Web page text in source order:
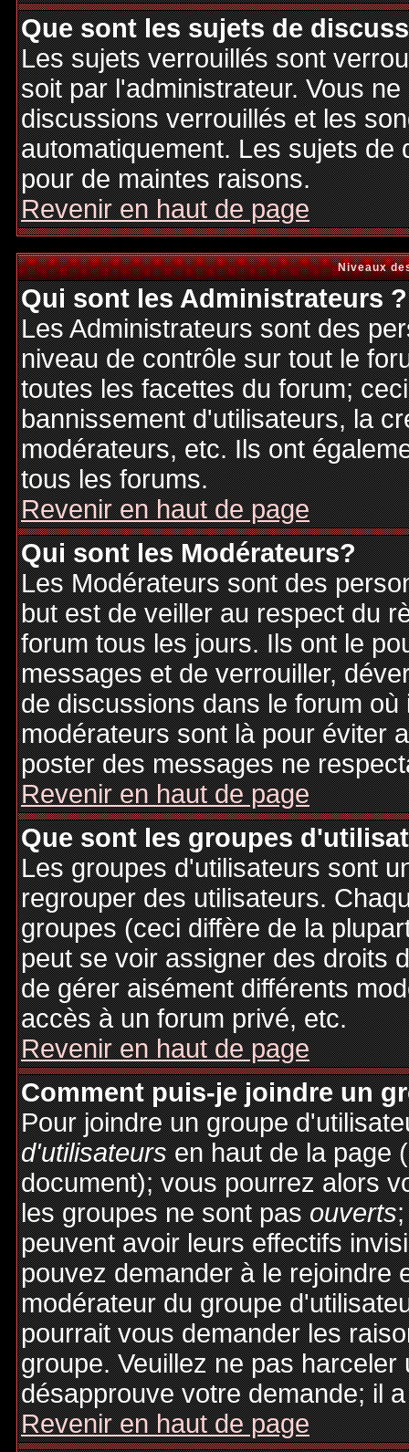
Que sont les sujets de
Les sujets verrouillés sont
soit par l'administrateur. Vous
discussions verrouillés et les
automatiquement. Les sujets
pour de maintes raisons.
Revenir en haut de page
Niveaux
Qui sont les Administrateurs ?
Les Administrateurs sont des
niveau de contrôle sur tout le
toutes les facettes du forum;
bannissement d'utilisateurs, la
modérateurs, etc. Ils ont
tous les forums.
Revenir en haut de page
Qui sont les Modérateurs?
Les Modérateurs sont des
but est de veiller au respect du
forum tous les jours. Ils ont le
messages et de verrouiller,
de discussions dans le forum
modérateurs sont là pour éviter
poster des messages ne
Revenir en haut de page
Que sont les groupes
Les groupes d'utilisateurs sont
regrouper des utilisateurs.
groupes (ceci diffère de la
peut se voir assigner des droits
de gérer aisément différents
accès à un forum privé, etc.
Revenir en haut de page
Comment puis-je joindre un
Pour joindre un groupe
d'utilisateursen haut de la page
document); vous pourrez alors
les groupes ne sont pasouverts
peuvent avoir leurs effectifs
pouvez demander à le rejoindre
modérateur du groupe
pourrait vous demander les
groupe. Veuillez ne pas
désapprouve votre demande; il
Revenir en haut de page